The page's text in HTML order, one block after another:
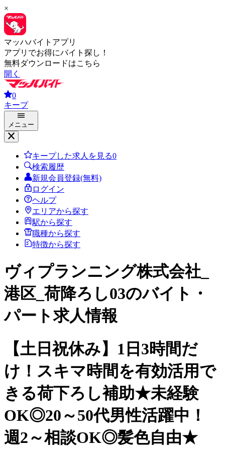
×
マッハバイトアプリ
アプリでお得にバイト探し！
無料ダウンロードはこちら
開く
0
キープ
メニュー
キープした求人を見る0
検索履歴
新規会員登録(無料)
ログイン
ヘルプ
エリアから探す
駅から探す
職種から探す
特徴から探す
ヴィプランニング株式会社_
港区_荷降ろし03のバイト・
パート求人情報
【土日祝休み】1日3時間だ
け！スキマ時間を有効活用で
きる荷下ろし補助★未経験
OK◎20～50代男性活躍中！
週2～相談OK◎髪色自由★